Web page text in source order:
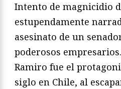
Intento de magnicidio
estupendamente
asesinato de un
poderosos
Ramiro fue el
siglo en Chile, al